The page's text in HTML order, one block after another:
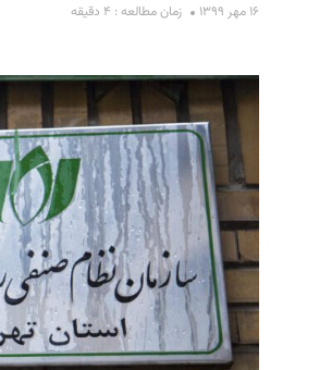
۱۶ مهر ۱۳۹۹ زمان مطالعه : ۴ دقیقه